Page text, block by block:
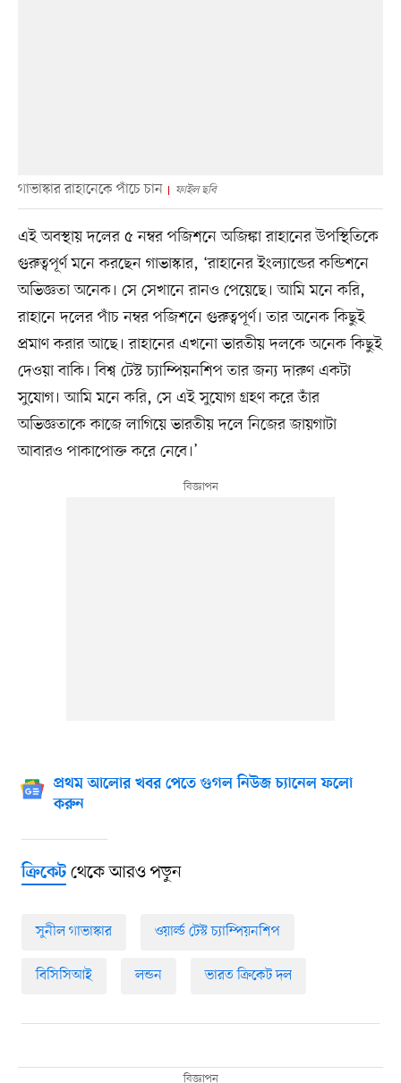
গাভাস্কার রাহানেকে পাঁচে চান ফাইল ছবি
এই অবস্থায় দলের ৫ নম্বর পজিশনে অজিঙ্কা রাহানের উপস্থিতিকে
গুরুত্বপূর্ণ মনে করছেন গাভাস্কার, ‘রাহানের ইংল্যান্ডের কন্ডিশনে
অভিজ্ঞতা অনেক। সে সেখানে রানও পেয়েছে। আমি মনে করি,
রাহানে দলের পাঁচ নম্বর পজিশনে গুরুত্বপূর্ণ। তার অনেক কিছুই
প্রমাণ করার আছে। রাহানের এখনো ভারতীয় দলকে অনেক কিছুই
দেওয়া বাকি। বিশ্ব টেস্ট চ্যাম্পিয়নশিপ তার জন্য দারুণ একটা
সুযোগ। আমি মনে করি, সে এই সুযোগ গ্রহণ করে তাঁর
অভিজ্ঞতাকে কাজে লাগিয়ে ভারতীয় দলে নিজের জায়গাটা
আবারও পাকাপোক্ত করে নেবে।’
প্রথম আলোর খবর পেতে গুগল নিউজ চ্যানেল ফলো
করুন
ক্রিকেটথেকে আরও পড়ুন
সুনীল গাভাস্কার ওয়ার্ল্ড টেস্ট চ্যাম্পিয়নশিপ
বিসিসিআই লন্ডন ভারত ক্রিকেট দল